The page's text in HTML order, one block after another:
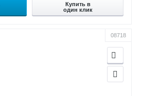
Купить в
один клик
08718